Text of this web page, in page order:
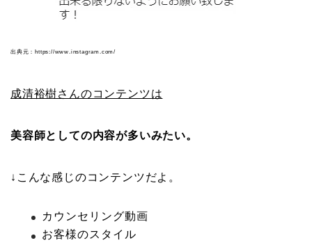
出典元：https://www.instagram.com/
成清裕樹さんのコンテンツは
美容師としての内容が多いみたい。
↓こんな感じのコンテンツだよ。
カウンセリング動画
お客様のスタイル